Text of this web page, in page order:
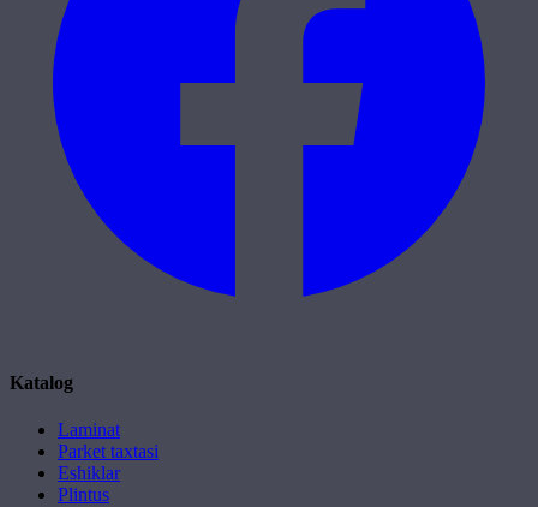
Katalog
Laminat
Parket taxtasi
Eshiklar
Plintus